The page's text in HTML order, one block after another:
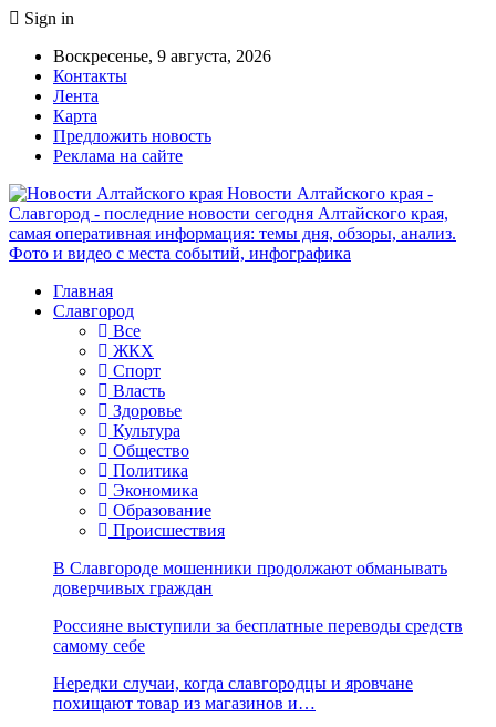
Sign in
Воскресенье, 9 августа, 2026
Контакты
Лента
Карта
Предложить новость
Реклама на сайте
Новости Алтайского края -
Славгород - последние новости сегодня Алтайского края,
самая оперативная информация: темы дня, обзоры, анализ.
Фото и видео с места событий, инфографика
Главная
Славгород
Все
ЖКХ
Спорт
Власть
Здоровье
Культура
Общество
Политика
Экономика
Образование
Происшествия
В Славгороде мошенники продолжают обманывать
доверчивых граждан
Россияне выступили за бесплатные переводы средств
самому себе
Нередки случаи, когда славгородцы и яровчане
похищают товар из магазинов и…